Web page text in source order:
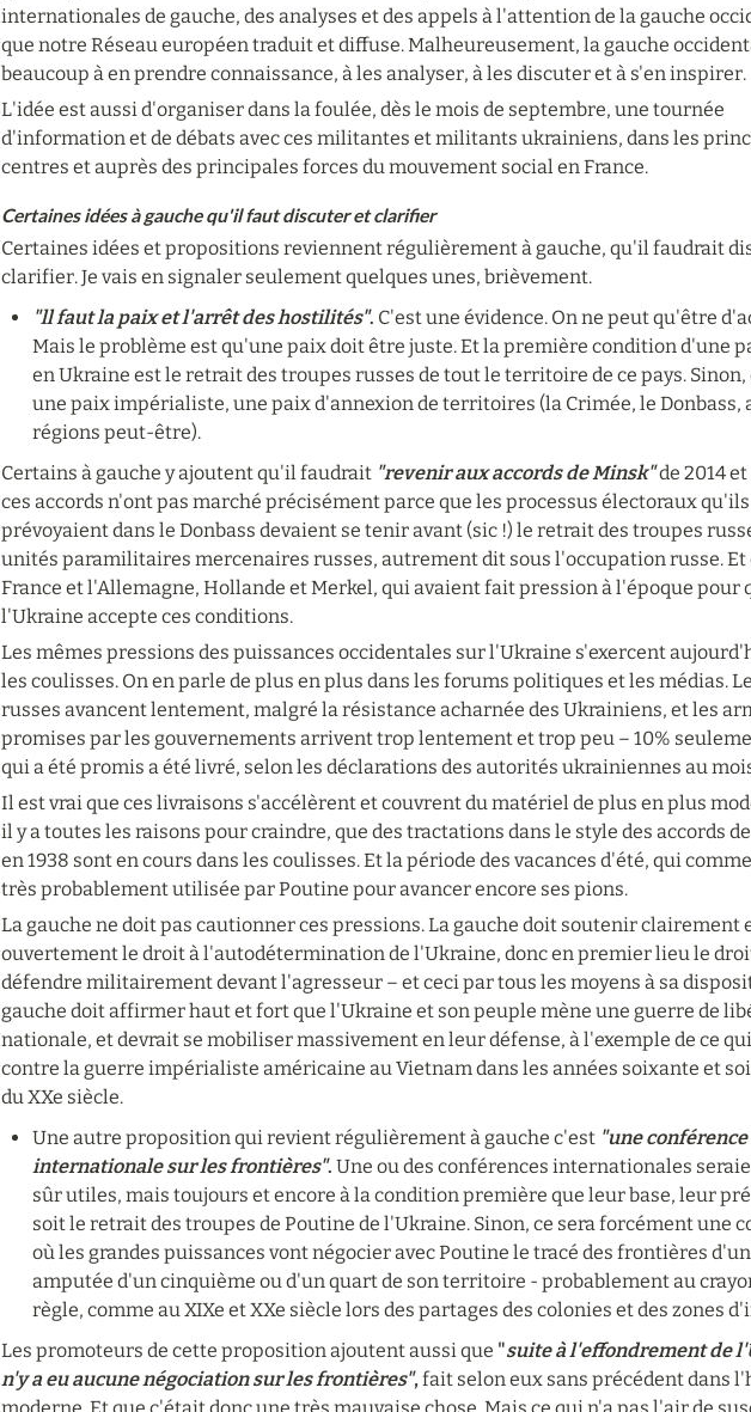
internationales de gauche, des analyses et des appels à l'attention de la gauche
que notre Réseau européen traduit et diffuse. Malheureusement, la gauche
beaucoup à en prendre connaissance, à les analyser, à les discuter et à s'en inspirer.
L'idée est aussi d'organiser dans la foulée, dès le mois de septembre, une tournée
d'information et de débats avec ces militantes et militants ukrainiens, dans les
centres et auprès des principales forces du mouvement social en France.
Certaines idées à gauche qu'il faut discuter et clarifier
Certaines idées et propositions reviennent régulièrement à gauche, qu'il faudrait
clarifier. Je vais en signaler seulement quelques unes, brièvement.
"ll faut la paix et l'arrêt des hostilités". C'est une évidence. On ne peut qu'être
Mais le problème est qu'une paix doit être juste. Et la première condition d'une
en Ukraine est le retrait des troupes russes de tout le territoire de ce pays. Sinon,
une paix impérialiste, une paix d'annexion de territoires (la Crimée, le Donbass,
régions peut-être).
Certains à gauche y ajoutent qu'il faudrait "revenir aux accords de Minsk" de 2014 et
ces accords n'ont pas marché précisément parce que les processus électoraux qu'ils
prévoyaient dans le Donbass devaient se tenir avant (sic !) le retrait des troupes
unités paramilitaires mercenaires russes, autrement dit sous l'occupation russe. Et
France et l'Allemagne, Hollande et Merkel, qui avaient fait pression à l'époque pour
l'Ukraine accepte ces conditions.
Les mêmes pressions des puissances occidentales sur l'Ukraine s'exercent
les coulisses. On en parle de plus en plus dans les forums politiques et les médias.
russes avancent lentement, malgré la résistance acharnée des Ukrainiens, et les
promises par les gouvernements arrivent trop lentement et trop peu – 10%
qui a été promis a été livré, selon les déclarations des autorités ukrainiennes au
Il est vrai que ces livraisons s'accélèrent et couvrent du matériel de plus en plus
il y a toutes les raisons pour craindre, que des tractations dans le style des accords
en 1938 sont en cours dans les coulisses. Et la période des vacances d'été, qui
très probablement utilisée par Poutine pour avancer encore ses pions.
La gauche ne doit pas cautionner ces pressions. La gauche doit soutenir clairement
ouvertement le droit à l'autodétermination de l'Ukraine, donc en premier lieu le
défendre militairement devant l'agresseur – et ceci par tous les moyens à sa
gauche doit affirmer haut et fort que l'Ukraine et son peuple mène une guerre de
nationale, et devrait se mobiliser massivement en leur défense, à l'exemple de ce
contre la guerre impérialiste américaine au Vietnam dans les années soixante et
du XXe siècle.
Une autre proposition qui revient régulièrement à gauche c'est "une conférence
internationale sur les frontières". Une ou des conférences internationales
sûr utiles, mais toujours et encore à la condition première que leur base, leur
soit le retrait des troupes de Poutine de l'Ukraine. Sinon, ce sera forcément une
où les grandes puissances vont négocier avec Poutine le tracé des frontières
amputée d'un cinquième ou d'un quart de son territoire - probablement au
règle, comme au XIXe et XXe siècle lors des partages des colonies et des zones
Les promoteurs de cette proposition ajoutent aussi que "suite à l'effondrement de
n'y a eu aucune négociation sur les frontières", fait selon eux sans précédent dans